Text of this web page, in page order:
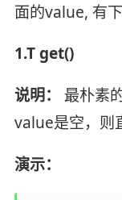
面的value, 有
1.T get()
说明：
最朴素
value是空，则
演示：